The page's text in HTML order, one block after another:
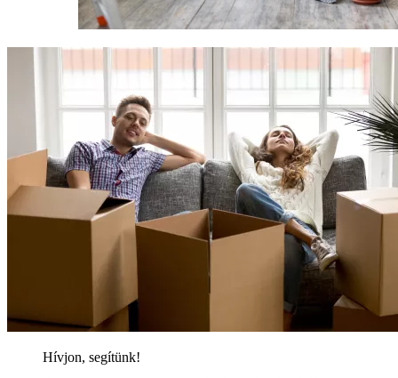
Hívjon, segítünk!